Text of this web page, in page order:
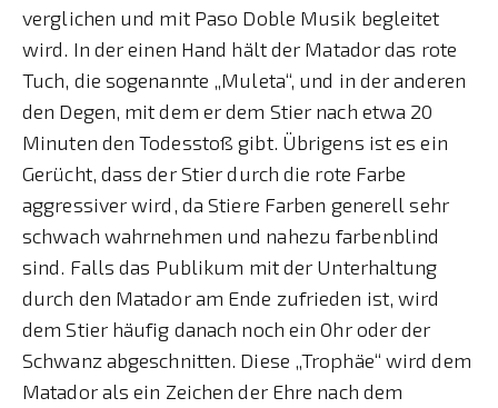
verglichen und mit Paso Doble Musik begleitet
wird. In der einen Hand hält der Matador das rote
Tuch, die sogenannte „Muleta“, und in der anderen
den Degen, mit dem er dem Stier nach etwa 20
Minuten den Todesstoß gibt. Übrigens ist es ein
Gerücht, dass der Stier durch die rote Farbe
aggressiver wird, da Stiere Farben generell sehr
schwach wahrnehmen und nahezu farbenblind
sind. Falls das Publikum mit der Unterhaltung
durch den Matador am Ende zufrieden ist, wird
dem Stier häufig danach noch ein Ohr oder der
Schwanz abgeschnitten. Diese „Trophäe“ wird dem
Matador als ein Zeichen der Ehre nach dem